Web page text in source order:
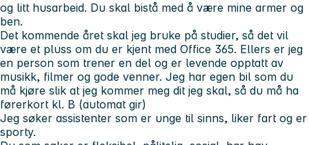
og litt husarbeid. Du skal bistå med å være mine armer og
ben.
Det kommende året skal jeg bruke på studier, så det vil
være et pluss om du er kjent med Office 365. Ellers er jeg
en person som trener en del og er levende opptatt av
musikk, filmer og gode venner. Jeg har egen bil som du
må kjøre slik at jeg kommer meg dit jeg skal, så du må ha
førerkort kl. B (automat gir)
Jeg søker assistenter som er unge til sinns, liker fart og er
sporty.